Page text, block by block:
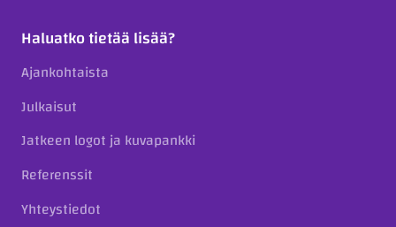
Haluatko tietää lisää?
Ajankohtaista
Julkaisut
Jatkeen logot ja kuvapankki
Referenssit
Yhteystiedot